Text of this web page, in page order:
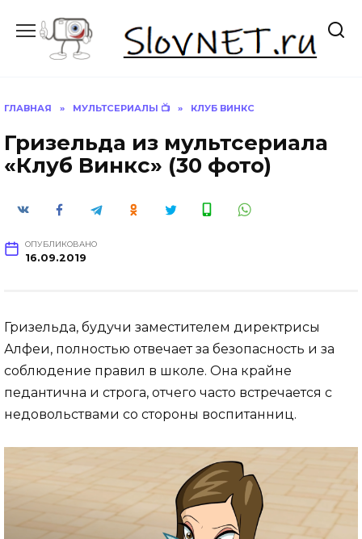
содержанию
ГЛАВНАЯ » МУЛЬТСЕРИАЛЫ 📺 » КЛУБ ВИНКС
Гризельда из мультсериала
«Клуб Винкс» (30 фото)
ОПУБЛИКОВАНО
16.09.2019
Гризельда, будучи заместителем директрисы
Алфеи, полностью отвечает за безопасность и за
соблюдение правил в школе. Она крайне
педантична и строга, отчего часто встречается с
недовольствами со стороны воспитанниц.